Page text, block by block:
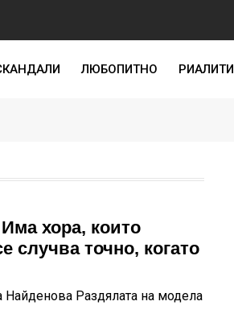
ЛЮБОПИТНО РИАЛИТИ
хора, които
случва точно, когато
Раздялата на модела